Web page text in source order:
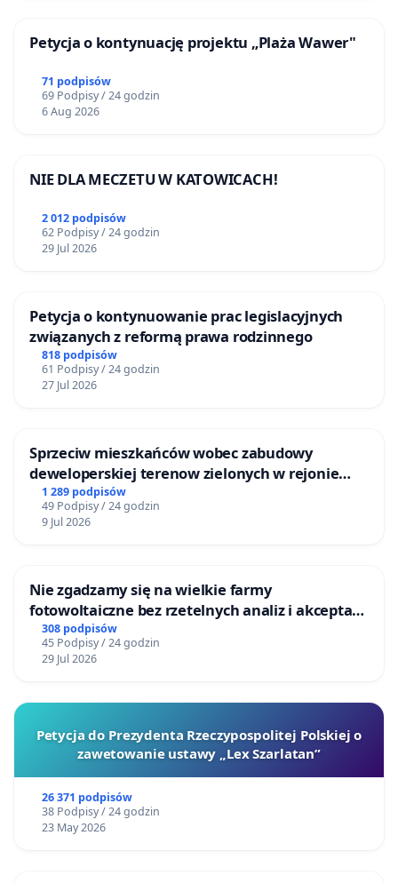
Petycja o kontynuację projektu „Plaża Wawer"
71 podpisów
69 Podpisy / 24 godzin
6 Aug 2026
NIE DLA MECZETU W KATOWICACH!
2 012 podpisów
62 Podpisy / 24 godzin
29 Jul 2026
Petycja o kontynuowanie prac legislacyjnych
związanych z reformą prawa rodzinnego
818 podpisów
61 Podpisy / 24 godzin
27 Jul 2026
Sprzeciw mieszkańców wobec zabudowy
deweloperskiej terenow zielonych w rejonie
Bulwarów Straceńskich w Bielsku-Białej
1 289 podpisów
49 Podpisy / 24 godzin
9 Jul 2026
Nie zgadzamy się na wielkie farmy
fotowoltaiczne bez rzetelnych analiz i akceptacji
mieszkańców
308 podpisów
45 Podpisy / 24 godzin
29 Jul 2026
Petycja do Prezydenta Rzeczypospolitej Polskiej o
zawetowanie ustawy „Lex Szarlatan”
26 371 podpisów
38 Podpisy / 24 godzin
23 May 2026